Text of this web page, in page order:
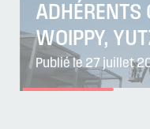
ADHÉRENTS
WOIPPY,
Publié le 27 juillet